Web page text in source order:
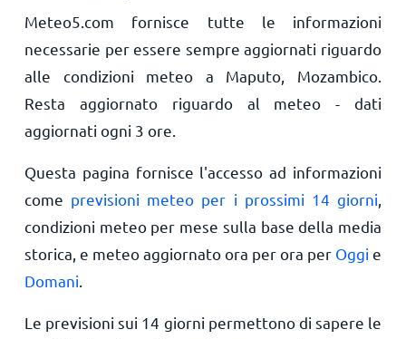
Meteo5.com fornisce tutte le informazioni
necessarie per essere sempre aggiornati riguardo
alle condizioni meteo a Maputo, Mozambico.
Resta aggiornato riguardo al meteo - dati
aggiornati ogni 3 ore.
Questa pagina fornisce l'accesso ad informazioni
come previsioni meteo per i prossimi 14 giorni
condizioni meteo per mese sulla base della media
storica, e meteo aggiornato ora per ora per Oggi e
Domani
Le previsioni sui 14 giorni permettono di sapere le